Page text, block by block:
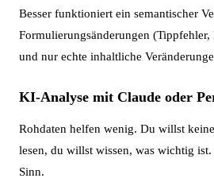
Besser funktioniert ein semantischer
Formulierungsänderungen
und nur echte inhaltliche
KI-Analyse mit Claude oder
Rohdaten helfen wenig. Du willst
lesen, du willst wissen, was wichtig
Sinn.